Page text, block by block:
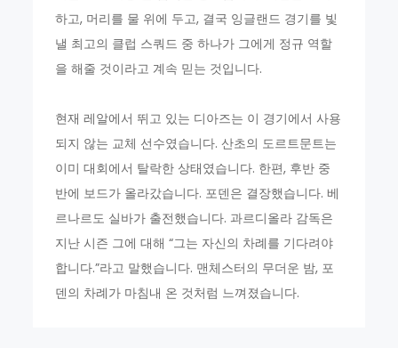
하고, 머리를 물 위에 두고, 결국 잉글랜드 경기를 빛
낼 최고의 클럽 스쿼드 중 하나가 그에게 정규 역할
을 해줄 것이라고 계속 믿는 것입니다.
현재 레알에서 뛰고 있는 디아즈는 이 경기에서 사용
되지 않는 교체 선수였습니다. 산초의 도르트문트는
이미 대회에서 탈락한 상태였습니다. 한편, 후반 중
반에 보드가 올라갔습니다. 포덴은 결장했습니다. 베
르나르도 실바가 출전했습니다. 과르디올라 감독은
지난 시즌 그에 대해 “그는 자신의 차례를 기다려야
합니다.”라고 말했습니다. 맨체스터의 무더운 밤, 포
덴의 차례가 마침내 온 것처럼 느껴졌습니다.